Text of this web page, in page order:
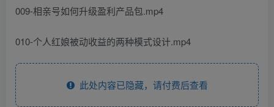
009-相亲号如何升级盈利产品包.mp4
010-个人红娘被动收益的两种模式设计.mp4
此处内容已隐藏，请付费后查看